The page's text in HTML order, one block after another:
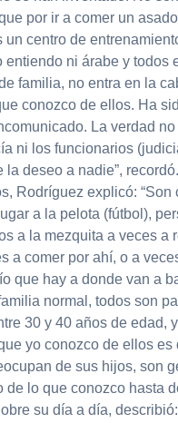
por ir a comer un
centro de
entiendo ni árabe y todos
familia, no entra en la
conozco de ellos. Ha
La verdad no
ni los funcionarios
la deseo a nadie”,
Rodríguez explicó: “Son
a la pelota (fútbol),
a la mezquita a veces a
a comer por ahí, o a
que hay a donde van a
normal, todos son
30 y 40 años de edad,
yo conozco de ellos es
de sus hijos, son
de lo que conozco hasta
su día a día, describió: